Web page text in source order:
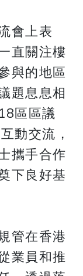
會上表
直關注樓
與的地區
題息息相
區區議
動交流，
攜手合作
下良好基
管在香港
業員和推